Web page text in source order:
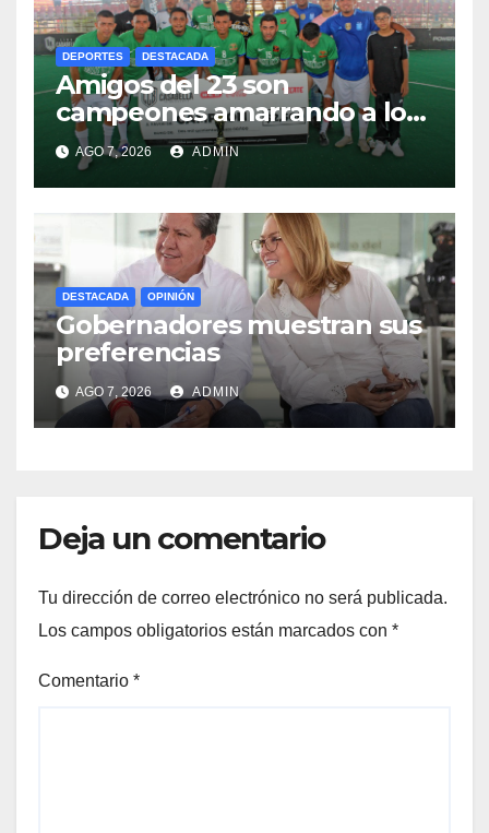
DEPORTES DESTACADA
Amigos del 23 son
campeones amarrando a los
“Perros Bravos”
AGO 7, 2026 ADMIN
DESTACADA OPINIÓN
Gobernadores muestran sus
preferencias
AGO 7, 2026 ADMIN
Deja un comentario
Tu dirección de correo electrónico no será publicada.
Los campos obligatorios están marcados con *
Comentario *